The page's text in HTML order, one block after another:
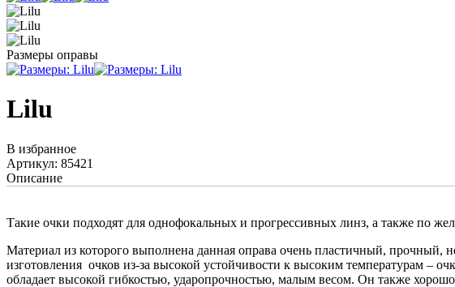
Размеры оправы
Lilu
В избранное
Артикул: 85421
Описание
Такие очки подходят для однофокальных и прогрессивных линз, а также по
Материал из которого выполнена данная оправа очень пластичный,
изготовления очков из-за высокой устойчивости к высоким температурам –
обладает высокой гибкостью, ударопрочностью, малым весом. Он также